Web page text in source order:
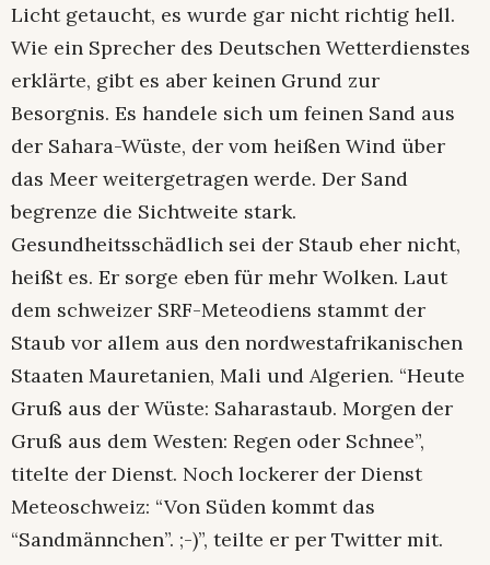
Licht getaucht, es wurde gar nicht richtig hell.
Wie ein Sprecher des Deutschen Wetterdienstes
erklärte, gibt es aber keinen Grund zur
Besorgnis. Es handele sich um feinen Sand aus
der Sahara-Wüste, der vom heißen Wind über
das Meer weitergetragen werde. Der Sand
begrenze die Sichtweite stark.
Gesundheitsschädlich sei der Staub eher nicht,
heißt es. Er sorge eben für mehr Wolken. Laut
dem schweizer SRF-Meteodiens stammt der
Staub vor allem aus den nordwestafrikanischen
Staaten Mauretanien, Mali und Algerien. “Heute
Gruß aus der Wüste: Saharastaub. Morgen der
Gruß aus dem Westen: Regen oder Schnee”,
titelte der Dienst. Noch lockerer der Dienst
Meteoschweiz: “Von Süden kommt das
“Sandmännchen”. ;-)”, teilte er per Twitter mit.